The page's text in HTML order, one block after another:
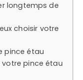
longtemps de
choisir votre
pince étau
votre pince étau